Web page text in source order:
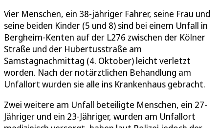
Vier Menschen, ein 38-jähriger Fahrer, seine Frau und
seine beiden Kinder (5 und 8) sind bei einem Unfall in
Bergheim-Kenten auf der L276 zwischen der Kölner
Straße und der Hubertusstraße am
Samstagnachmittag (4. Oktober) leicht verletzt
worden. Nach der notärztlichen Behandlung am
Unfallort wurden sie alle ins Krankenhaus gebracht.
Zwei weitere am Unfall beteiligte Menschen, ein 27-
Jähriger und ein 23-Jähriger, wurden am Unfallort